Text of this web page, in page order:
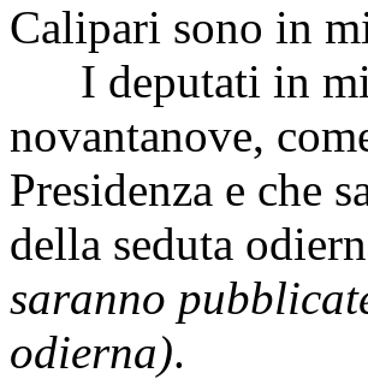
Calipari sono in
I deputati in
novantanove,
Presidenza e che
della seduta
saranno
odierna).